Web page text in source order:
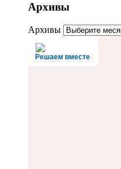
Архивы
Архивы
Решаем вместе